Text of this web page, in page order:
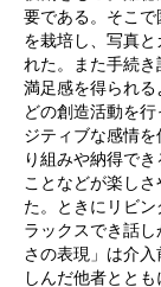
要である。そこ
を栽培し、写真
れた。また手続
満足感を得られ
どの創造活動を
ジティブな感情
り組みや納得で
ことなどが楽し
た。ときにリビ
ラックスでき話
さの表現」は介
しんだ他者とと